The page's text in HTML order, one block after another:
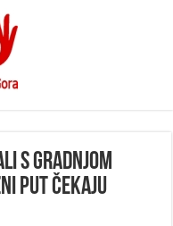
s gradnjom
put čekaju